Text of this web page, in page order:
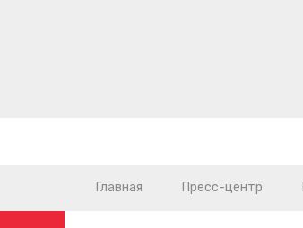
Главная Пресс-центр